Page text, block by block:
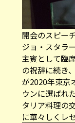
開会のスピー
ジョ・スタラ
主賓として臨
の祝辞に続き
が2020年東京
ウンに選ばれ
タリア料理の
に華々しくレ